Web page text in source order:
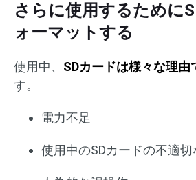
さらに使用するために
ォーマットする
使用中、 SDカードは様々な理由
す。
電力不足
使用中のSDカードの不適切